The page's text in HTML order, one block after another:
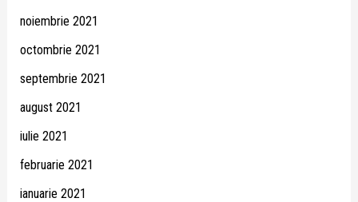
noiembrie 2021
octombrie 2021
septembrie 2021
august 2021
iulie 2021
februarie 2021
ianuarie 2021